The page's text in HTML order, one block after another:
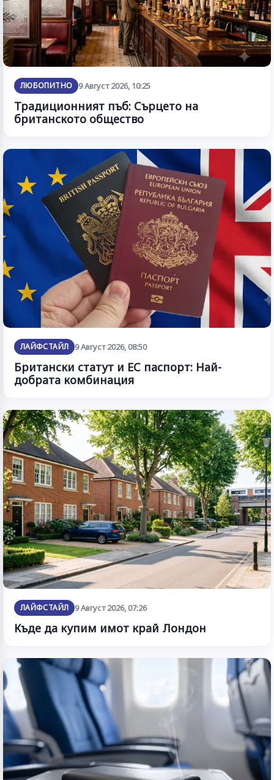
ЛЮБОПИТНО 9 Август 2026, 10:25
Традиционният пъб: Сърцето на
британското общество
ЛАЙФСТАЙЛ 9 Август 2026, 08:50
Британски статут и ЕС паспорт: Най-
добрата комбинация
ЛАЙФСТАЙЛ 9 Август 2026, 07:26
Къде да купим имот край Лондон